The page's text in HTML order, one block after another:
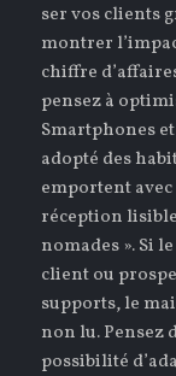
ser vos clients
montrer
chiffre
pensez à
Smartphones
adopté des
emportent
réception
nomades ». Si
client ou
supports, le
non lu. Pensez
possibilité